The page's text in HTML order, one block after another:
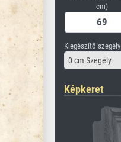
cm)
Kiegészítő szegély
0 cm Szegély
Képkeret